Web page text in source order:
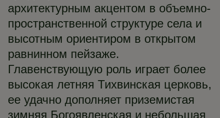
архитектурным акцентом в объемно-
пространственной структуре села и
высотным ориентиром в открытом
равнинном пейзаже.
Главенствующую роль играет более
высокая летняя Тихвинская церковь,
ее удачно дополняет приземистая
зимняя Богоявленская и небольшая